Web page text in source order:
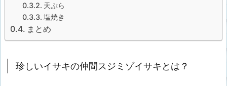
天ぷら
塩焼き
まとめ
珍しいイサキの仲間スジミゾイサキとは？